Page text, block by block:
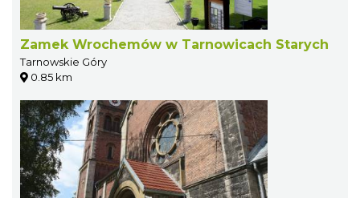
Zamek Wrochemów w Tarnowicach Starych
Tarnowskie Góry
0.85 km